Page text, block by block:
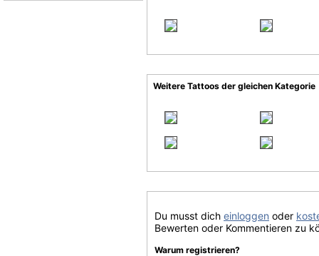
Weitere Tattoos der gleichen Kategorie
Du musst dich einloggen oder
Bewerten oder Kommentieren zu
Warum registrieren?